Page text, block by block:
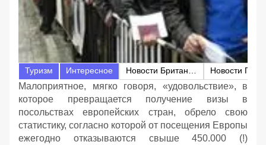
Туризм Интересное
Малоприятное, мягко говоря, «удовольствие», в
которое превращается получение визы в
посольствах европейских стран, обрело свою
статистику, согласно которой от посещения Европы
ежегодно отказываются свыше 450.000 (!)